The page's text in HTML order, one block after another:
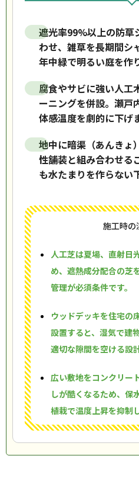
遮光率99%以上の防草
わせ、雑草を長期間シ
年中緑で明るい庭を作
腐食やサビに強い人工
ーニングを併設。瀬戸
体感温度を劇的に下げ
地中に暗渠（あんきょ
性舗装と組み合わせる
も水たまりを作らない
施工時の
人工芝は夏場、直射日
め、遮熱成分配合の芝
管理が必須条件です。
ウッドデッキを住宅の
設置すると、湿気で建
適切な隙間を空ける設
広い敷地をコンクリー
しが酷くなるため、保
植栽で温度上昇を抑制